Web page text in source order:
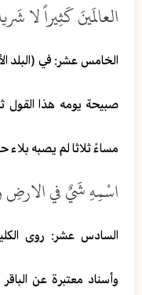
العالَمينَ كَثِيراً لا
الخامس عشر: في (البلد
صبيحة يومه هذا القول
مساءً ثلاثا لم يصبه
اسْمِهِ شَيٌ في الارضِ
السادس عشر: روى
وأسناد معتبرة عن الباقر